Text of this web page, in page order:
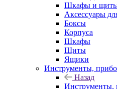
Шкафы и
Аксессуары
Боксы
Корпуса
Шкафы
Щиты
Ящики
Инструменты,
Назад
Инструменты,